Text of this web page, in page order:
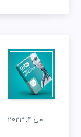
می 4, 2023